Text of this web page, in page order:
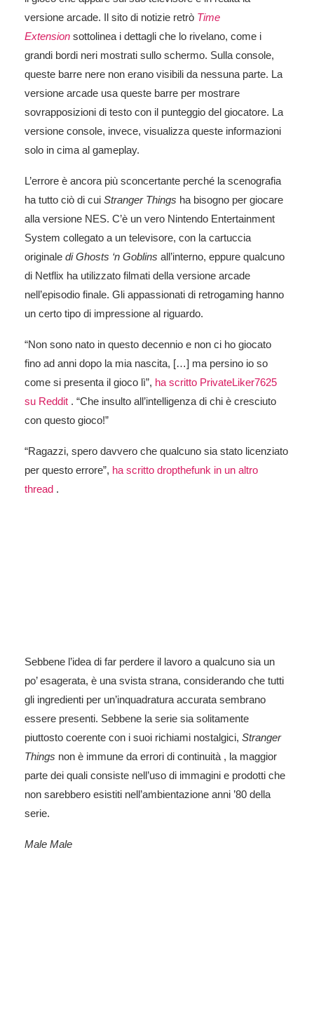
versione arcade. Il sito di notizie retrò Time
Extension sottolinea i dettagli che lo rivelano, come i
grandi bordi neri mostrati sullo schermo. Sulla console,
queste barre nere non erano visibili da nessuna parte. La
versione arcade usa queste barre per mostrare
sovrapposizioni di testo con il punteggio del giocatore. La
versione console, invece, visualizza queste informazioni
solo in cima al gameplay.
L’errore è ancora più sconcertante perché la scenografia
ha tutto ciò di cui Stranger Things ha bisogno per giocare
alla versione NES. C’è un vero Nintendo Entertainment
System collegato a un televisore, con la cartuccia
originale di Ghosts ‘n Goblins all’interno, eppure qualcuno
di Netflix ha utilizzato filmati della versione arcade
nell’episodio finale. Gli appassionati di retrogaming hanno
un certo tipo di impressione al riguardo.
“Non sono nato in questo decennio e non ci ho giocato
fino ad anni dopo la mia nascita, […] ma persino io so
come si presenta il gioco lì”, ha scritto PrivateLiker7625
su Reddit . “Che insulto all’intelligenza di chi è cresciuto
con questo gioco!”
“Ragazzi, spero davvero che qualcuno sia stato licenziato
per questo errore”, ha scritto dropthefunk in un altro
thread .
Sebbene l’idea di far perdere il lavoro a qualcuno sia un
po’ esagerata, è una svista strana, considerando che tutti
gli ingredienti per un’inquadratura accurata sembrano
essere presenti. Sebbene la serie sia solitamente
piuttosto coerente con i suoi richiami nostalgici, Stranger
Things non è immune da errori di continuità , la maggior
parte dei quali consiste nell’uso di immagini e prodotti che
non sarebbero esistiti nell’ambientazione anni ’80 della
serie.
Male Male